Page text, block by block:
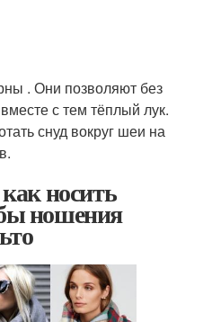
. Они позволяют без
с тем тёплый лук.
снуд вокруг шеи на
носить
ношения